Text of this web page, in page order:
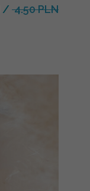
/ 4.50 PLN